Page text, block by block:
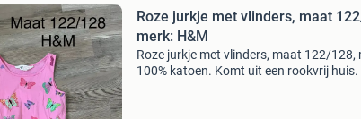
Roze jurkje met vlinders, maat
merk: H&M
Roze jurkje met vlinders, maat 122/128,
100% katoen. Komt uit een rookvrij huis.